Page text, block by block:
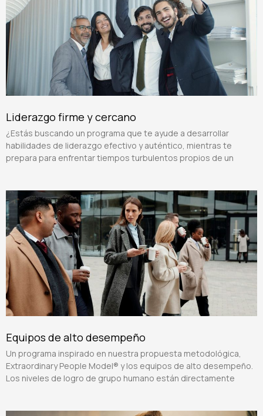
Liderazgo firme y cercano
¿Estás buscando un programa que te ayude a desarrollar
habilidades de liderazgo efectivo y auténtico, mientras te
prepara para enfrentar tiempos turbulentos propios de un
Equipos de alto desempeño
Un programa inspirado en nuestra propuesta metodológica,
Extraordinary People Model® y los equipos de alto desempeño.
Los niveles de logro de grupo humano están directamente